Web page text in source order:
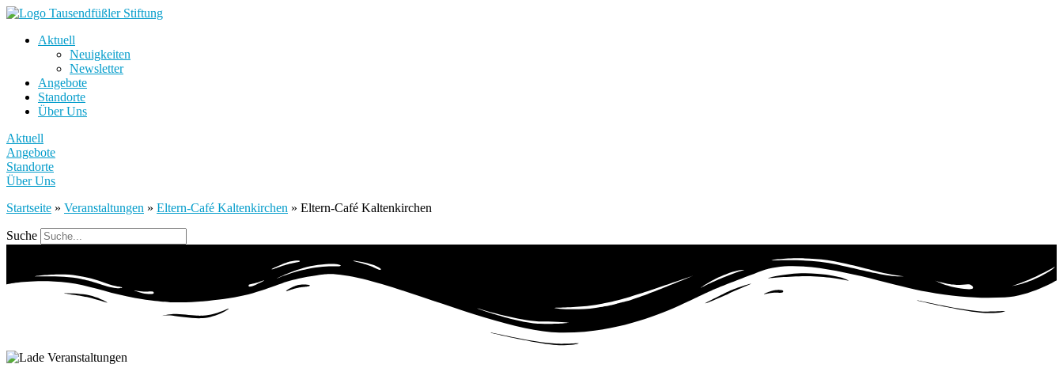
Aktuell
Neuigkeiten
Newsletter
Angebote
Standorte
Über Uns
Aktuell
Angebote
Standorte
Über Uns
Startseite » Veranstaltungen » Eltern-Café Kaltenkirchen » Eltern-Café Kaltenkirchen
Suche